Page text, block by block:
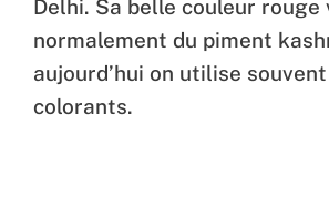
Delhi. Sa belle couleur rouge
normalement du piment
aujourd’hui on utilise
colorants.